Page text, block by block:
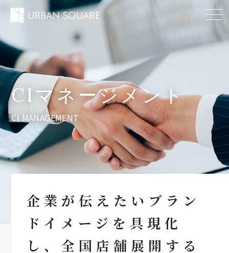
CIマネージメント
CI MANAGEMENT
企業が伝えたいブラン
ドイメージを具現化
し、全国店舗展開する